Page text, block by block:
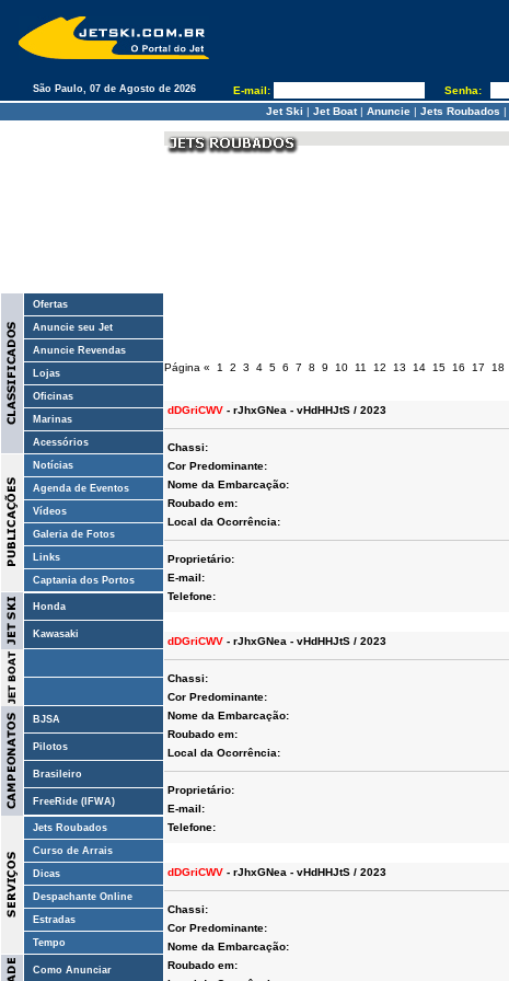
São Paulo, 07 de Agosto de 2026 E-mail:
Senha:
Jet Ski | Jet Boat| Anuncie| Jets Roubados |
Ofertas
Anuncie seu Jet
Anuncie Revendas
Lojas
Oficinas
Marinas
Acessórios
Notícias
Agenda de Eventos
Vídeos
Galeria de Fotos
Links
Captania dos Portos
Honda
Kawasaki
BJSA
Pilotos
Brasileiro
FreeRide (IFWA)
Jets Roubados
Curso de Arrais
Dicas
Despachante Online
Estradas
Tempo
Como Anunciar
Página « 1 2 3 4 5 6 7 8 9 10 11 12 13 14 15 16 17 18
dDGriCWV - rJhxGNea - vHdHHJtS / 2023
Chassi:
Cor Predominante:
Nome da Embarcação:
Roubado em:
Local da Ocorrência:
Proprietário:
E-mail:
Telefone:
dDGriCWV - rJhxGNea - vHdHHJtS / 2023
Chassi:
Cor Predominante:
Nome da Embarcação:
Roubado em:
Local da Ocorrência:
Proprietário:
E-mail:
Telefone:
dDGriCWV - rJhxGNea - vHdHHJtS / 2023
Chassi:
Cor Predominante:
Nome da Embarcação:
Roubado em: